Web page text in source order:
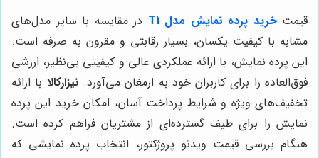
قیمتخرید پرده نمایش مدل T1
در مقایسه با سایر مدل‌های
مشابه با کیفیت یکسان، بسیار رقابتی و مقرون به صرفه است.
این پرده نمایش، با ارائه عملکردی عالی و کیفیتی بی‌نظیر، ارزشی
فوق‌العاده را برای کاربران خود به ارمغان می‌آورد. نیزارکالا با ارائه
تخفیف‌های ویژه و شرایط پرداخت آسان، امکان خرید این پرده
نمایش را برای طیف گسترده‌ای از مشتریان فراهم کرده است.
هنگام بررسی قیمت ویدئو پروژکتور، انتخاب پرده نمایشی که